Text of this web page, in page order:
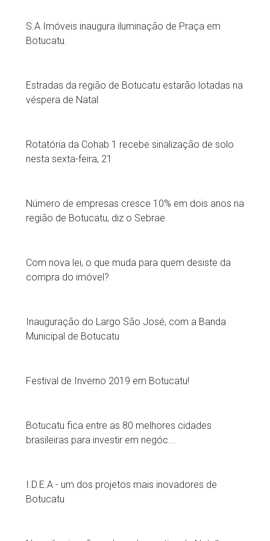
S.A Imóveis inaugura iluminação de Praça em
Botucatu.
Estradas da região de Botucatu estarão lotadas na
véspera de Natal
Rotatória da Cohab 1 recebe sinalização de solo
nesta sexta-feira, 21
Número de empresas cresce 10% em dois anos na
região de Botucatu, diz o Sebrae
Com nova lei, o que muda para quem desiste da
compra do imóvel?
Inauguração do Largo São José, com a Banda
Municipal de Botucatu
Festival de Inverno 2019 em Botucatu!
Botucatu fica entre as 80 melhores cidades
brasileiras para investir em negóc...
I.D.E.A - um dos projetos mais inovadores de
Botucatu